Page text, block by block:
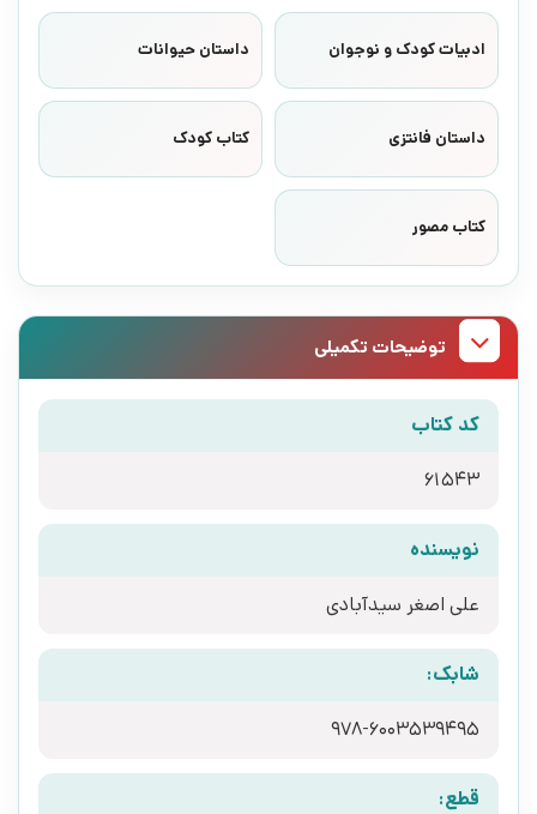
ادبیات کودک و نوجوان داستان حیوانات
داستان فانتزی کتاب کودک
کتاب مصور
توضیحات تکمیلی
کد کتاب
61543
نویسنده
علی اصغر سیدآبادی
شابک:
978-6003539495
قطع: